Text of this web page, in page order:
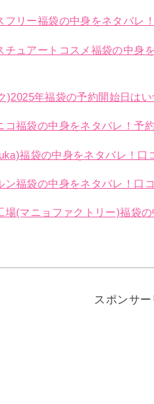
フリー福袋の中身をネタバレ
チュアートコスメ福袋の中
)2025年福袋の予約開始日は
コ福袋の中身をネタバレ！予
福袋の中身をネタバレ！
ン福袋の中身をネタバレ！口
場(マニョファクトリー)福袋
スポンサー